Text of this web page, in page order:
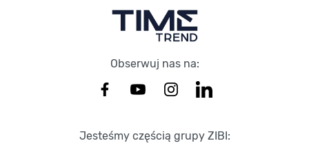
Obserwuj nas na:
Jesteśmy częścią grupy ZIBI: